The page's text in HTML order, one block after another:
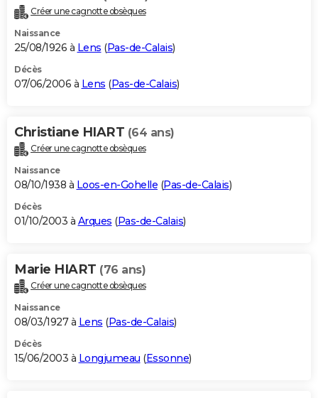
Créer une cagnotte obsèques
Naissance
25/08/1926 à Lens (Pas-de-Calais)
Décès
07/06/2006 à Lens (Pas-de-Calais)
Christiane HIART (64 ans)
Créer une cagnotte obsèques
Naissance
08/10/1938 à Loos-en-Gohelle (Pas-de-Calais)
Décès
01/10/2003 à Arques (Pas-de-Calais)
Marie HIART (76 ans)
Créer une cagnotte obsèques
Naissance
08/03/1927 à Lens (Pas-de-Calais)
Décès
15/06/2003 à Longjumeau (Essonne)